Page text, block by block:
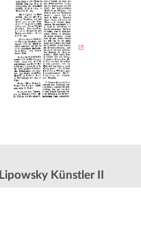
Lipowsky Künstler II